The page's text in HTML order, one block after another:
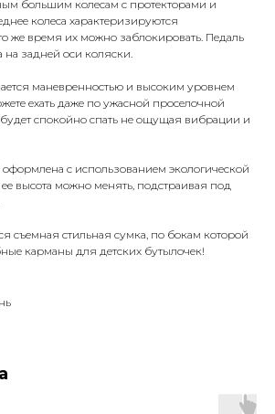
большим колесам с протекторами и
колеса характеризируются
же время их можно заблокировать. Педаль
на задней оси коляски.
маневренностью и высоким уровнем
ехать даже по ужасной проселочной
спокойно спать не ощущая вибрации и
с использованием экологической
высота можно менять, подстраивая под
съемная стильная сумка, по бокам которой
карманы для детских бутылочек!